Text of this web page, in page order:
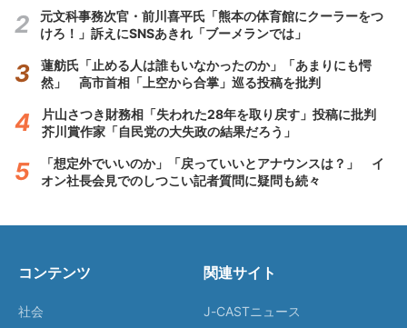
元文科事務次官・前川喜平氏「熊本の体育館にクーラーをつ
けろ！」訴えにSNSあきれ「ブーメランでは」
蓮舫氏「止める人は誰もいなかったのか」「あまりにも愕
然」 高市首相「上空から合掌」巡る投稿を批判
片山さつき財務相「失われた28年を取り戻す」投稿に批判
芥川賞作家「自民党の大失政の結果だろう」
「想定外でいいのか」「戻っていいとアナウンスは？」 イ
オン社長会見でのしつこい記者質問に疑問も続々
コンテンツ
社会
関連サイト
J-CASTニュース